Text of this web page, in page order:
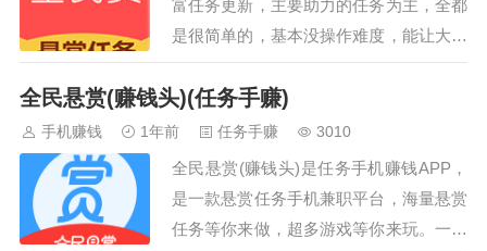
本包更新适配机型安卓7.0以上，雷
电模拟器均可。鸿蒙系统自测兼容
码下面的两个二维码注册点点和美
添赚账号，通过扫描下面二维码注
册点…
富任务更新，主要助力的任务为主，全都
是很简单的，基本没操作难度，能让大家
都轻松赚零花钱，还有游戏试玩任务，感
兴趣的话就来下载试试看吧！手赚途径：
在全民赞接各种简单任务（主要助力的任
务为主）赚取佣金，还可以通过新游戏试
玩来获取佣金。全民赞下载地址：点击我
下载全民赞APP或者扫描下面的二维码下
全民悬赏(赚钱头)(任务手赚)
手机赚钱 1年前 任务手赚 3010
全民悬赏(赚钱头)是任务手机赚钱APP，
是一款悬赏任务手机兼职平台，海量悬赏
任务等你来做，超多游戏等你来玩。一单